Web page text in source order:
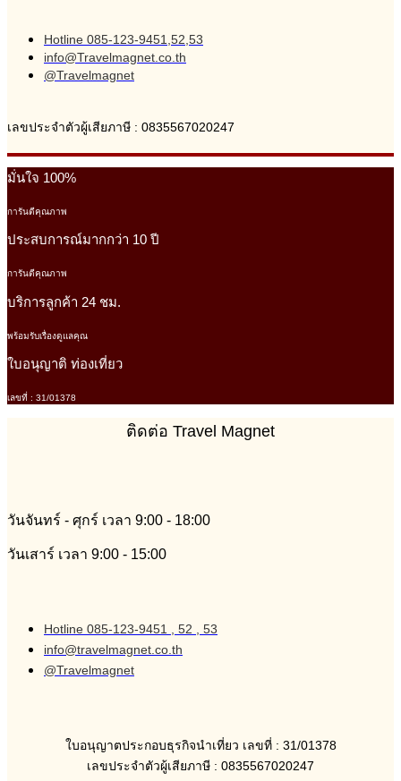
Hotline 085-123-9451,52,53
info@Travelmagnet.co.th
@Travelmagnet
เลขประจำตัวผู้เสียภาษี : 0835567020247
มั่นใจ 100%
การันตีคุณภาพ
ประสบการณ์มากกว่า 10 ปี
การันตีคุณภาพ
บริการลูกค้า 24 ชม.
พร้อมรับเรื่องดูแลคุณ
ใบอนุญาติ ท่องเที่ยว
เลขที่ : 31/01378
ติดต่อ Travel Magnet
วันจันทร์ - ศุกร์ เวลา 9:00 - 18:00
วันเสาร์ เวลา 9:00 - 15:00
Hotline 085-123-9451 , 52 , 53
info@travelmagnet.co.th
@Travelmagnet
ใบอนุญาตประกอบธุรกิจนำเที่ยว เลขที่ : 31/01378
เลขประจำตัวผู้เสียภาษี : 0835567020247